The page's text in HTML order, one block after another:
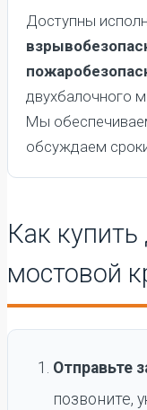
Доступны
двухбалочного
Мы
обсуждаем
Как
мостовой
Отправьте
позвоните,